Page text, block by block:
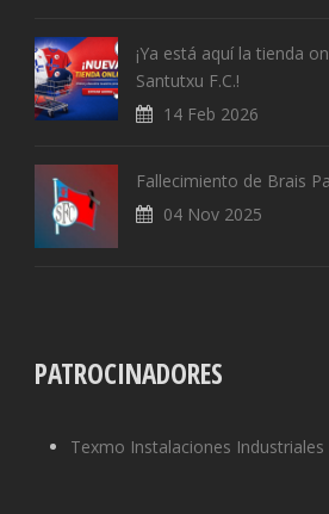
¡Ya está aquí la tienda
Santutxu F.C.!
14 Feb 2026
Fallecimiento de Brais
04 Nov 2025
PATROCINADORES
Texmo Instalaciones Industriales